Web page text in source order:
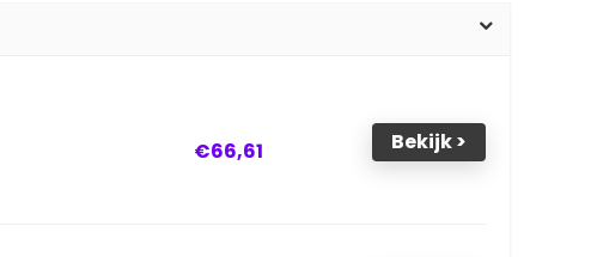
€66,61 Bekijk >